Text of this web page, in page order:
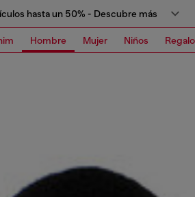
hasta un 50% - Descubre más
Hombre Mujer Niños